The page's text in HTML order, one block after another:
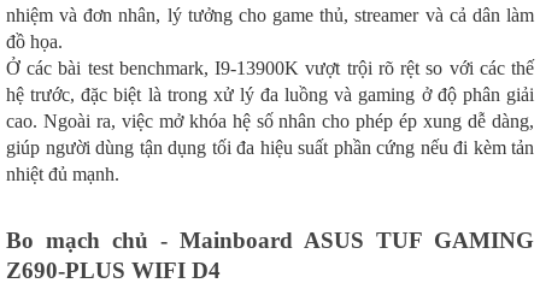
nhiệm và đơn nhân, lý tưởng cho game thủ, streamer và cả dân làm
đồ họa.
Ở các bài test benchmark, I9-13900K vượt trội rõ rệt so với các thế
hệ trước, đặc biệt là trong xử lý đa luồng và gaming ở độ phân giải
cao. Ngoài ra, việc mở khóa hệ số nhân cho phép ép xung dễ dàng,
giúp người dùng tận dụng tối đa hiệu suất phần cứng nếu đi kèm tản
nhiệt đủ mạnh.
Bo mạch chủ - Mainboard ASUS TUF GAMING
Z690-PLUS WIFI D4